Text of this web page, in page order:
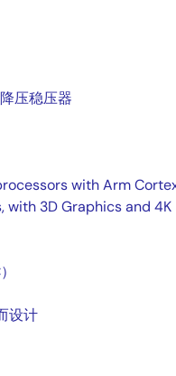
压稳压器
with Arm
with 3D Graphics and 4K
设计